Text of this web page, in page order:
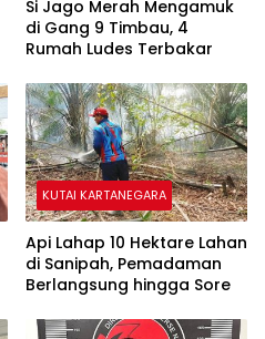
Si Jago Merah Mengamuk
di Gang 9 Timbau, 4
Rumah Ludes Terbakar
KUTAI KARTANEGARA
Api Lahap 10 Hektare Lahan
di Sanipah, Pemadaman
Berlangsung hingga Sore